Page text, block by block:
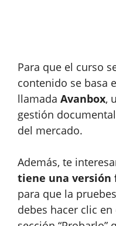
Para que el curso
contenido se basa
llamada Avanbox,
gestión
del mercado.
Además, te
tiene una versión
para que la
debes hacer clic en